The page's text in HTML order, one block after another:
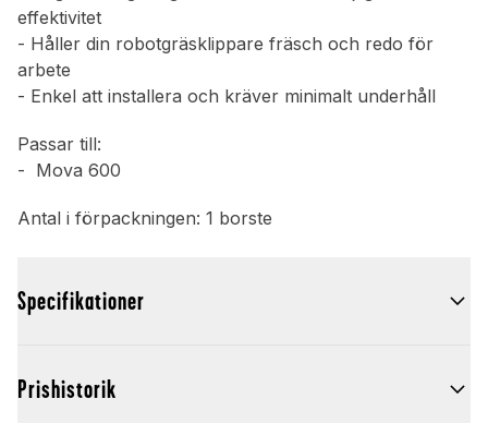
effektivitet
- Håller din robotgräsklippare fräsch och redo för
arbete
- Enkel att installera och kräver minimalt underhåll
Passar till:
- Mova 600
Antal i förpackningen: 1 borste
Specifikationer
Prishistorik